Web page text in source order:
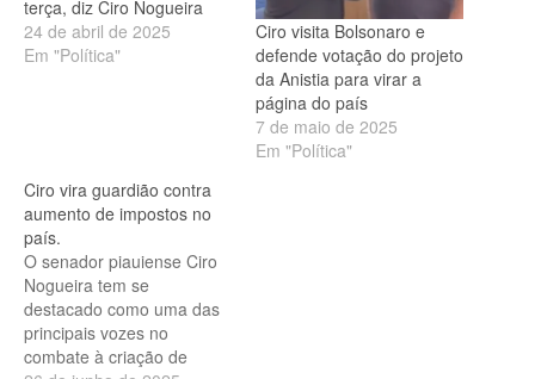
terça, diz Ciro Nogueira
24 de abril de 2025
Em "Política"
Ciro visita Bolsonaro e
defende votação do projeto
da Anistia para virar a
página do país
7 de maio de 2025
Em "Política"
Ciro vira guardião contra
aumento de impostos no
país.
O senador piauiense Ciro
Nogueira tem se
destacado como uma das
principais vozes no
combate à criação de